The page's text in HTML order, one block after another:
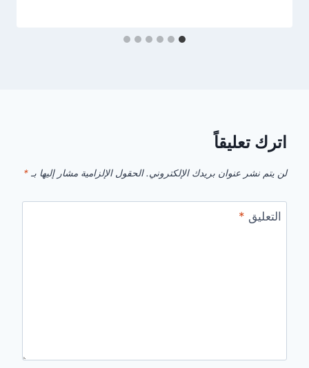
اترك تعليقاً
لن يتم نشر عنوان بريدك الإلكتروني. الحقول الإلزامية مشار إليها بـ *
التعليق *